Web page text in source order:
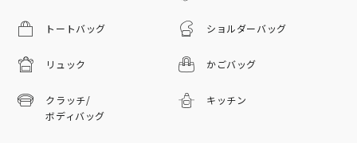
トートバッグ ショルダーバッグ
リュック かごバッグ
クラッチ/
ボディバッグ
キッチン